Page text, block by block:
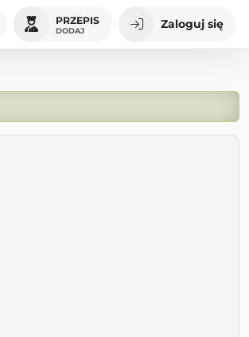
PRZEPIS
DODAJ Zaloguj się